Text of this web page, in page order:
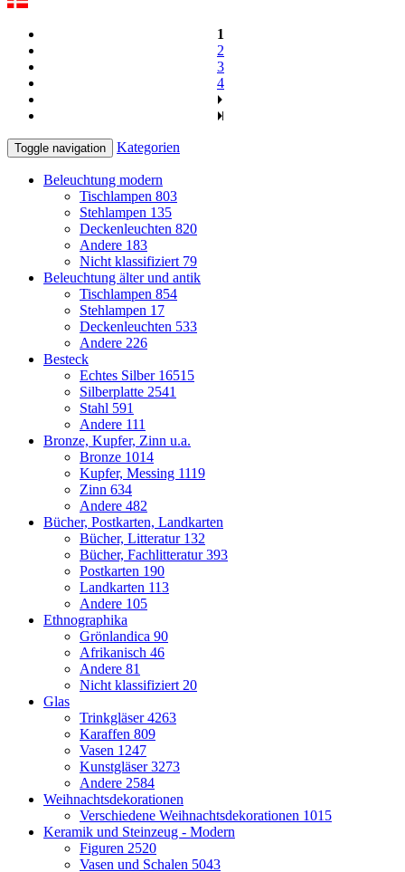
1
2
3
4
Toggle navigation Kategorien
Beleuchtung modern
Tischlampen 803
Stehlampen 135
Deckenleuchten 820
Andere 183
Nicht klassifiziert 79
Beleuchtung älter und antik
Tischlampen 854
Stehlampen 17
Deckenleuchten 533
Andere 226
Besteck
Echtes Silber 16515
Silberplatte 2541
Stahl 591
Andere 111
Bronze, Kupfer, Zinn u.a.
Bronze 1014
Kupfer, Messing 1119
Zinn 634
Andere 482
Bücher, Postkarten, Landkarten
Bücher, Litteratur 132
Bücher, Fachlitteratur393
Postkarten 190
Landkarten 113
Andere 105
Ethnographika
Grönlandica 90
Afrikanisch 46
Andere 81
Nicht klassifiziert 20
Glas
Trinkgläser4263
Karaffen 809
Vasen 1247
Kunstgläser3273
Andere 2584
Weihnachtsdekorationen
Verschiedene Weihnachtsdekorationen 1015
Keramik und Steinzeug - Modern
Figuren 2520
Vasen und Schalen 5043